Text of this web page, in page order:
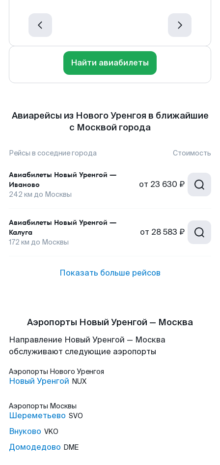
Найти авиабилеты
Авиарейсы из Нового Уренгоя в ближайшие
с Москвой города
Рейсы в соседние города Стоимость
Авиабилеты Новый Уренгой —
Иваново
242 км до Москвы
от 23 630 ₽
Авиабилеты Новый Уренгой —
Калуга
172 км до Москвы
от 28 583 ₽
Показать больше рейсов
Аэропорты Новый Уренгой — Москва
Направление Новый Уренгой — Москва
обслуживают следующие аэропорты
Аэропорты Нового Уренгоя
Новый Уренгой NUX
Аэропорты Москвы
Шереметьево SVO
Внуково VKO
Домодедово DME